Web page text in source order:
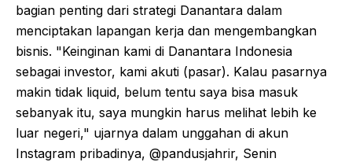
bagian penting dari strategi Danantara dalam
menciptakan lapangan kerja dan mengembangkan
bisnis. "Keinginan kami di Danantara Indonesia
sebagai investor, kami akuti (pasar). Kalau pasarnya
makin tidak liquid, belum tentu saya bisa masuk
sebanyak itu, saya mungkin harus melihat lebih ke
luar negeri," ujarnya dalam unggahan di akun
Instagram pribadinya, @pandusjahrir, Senin